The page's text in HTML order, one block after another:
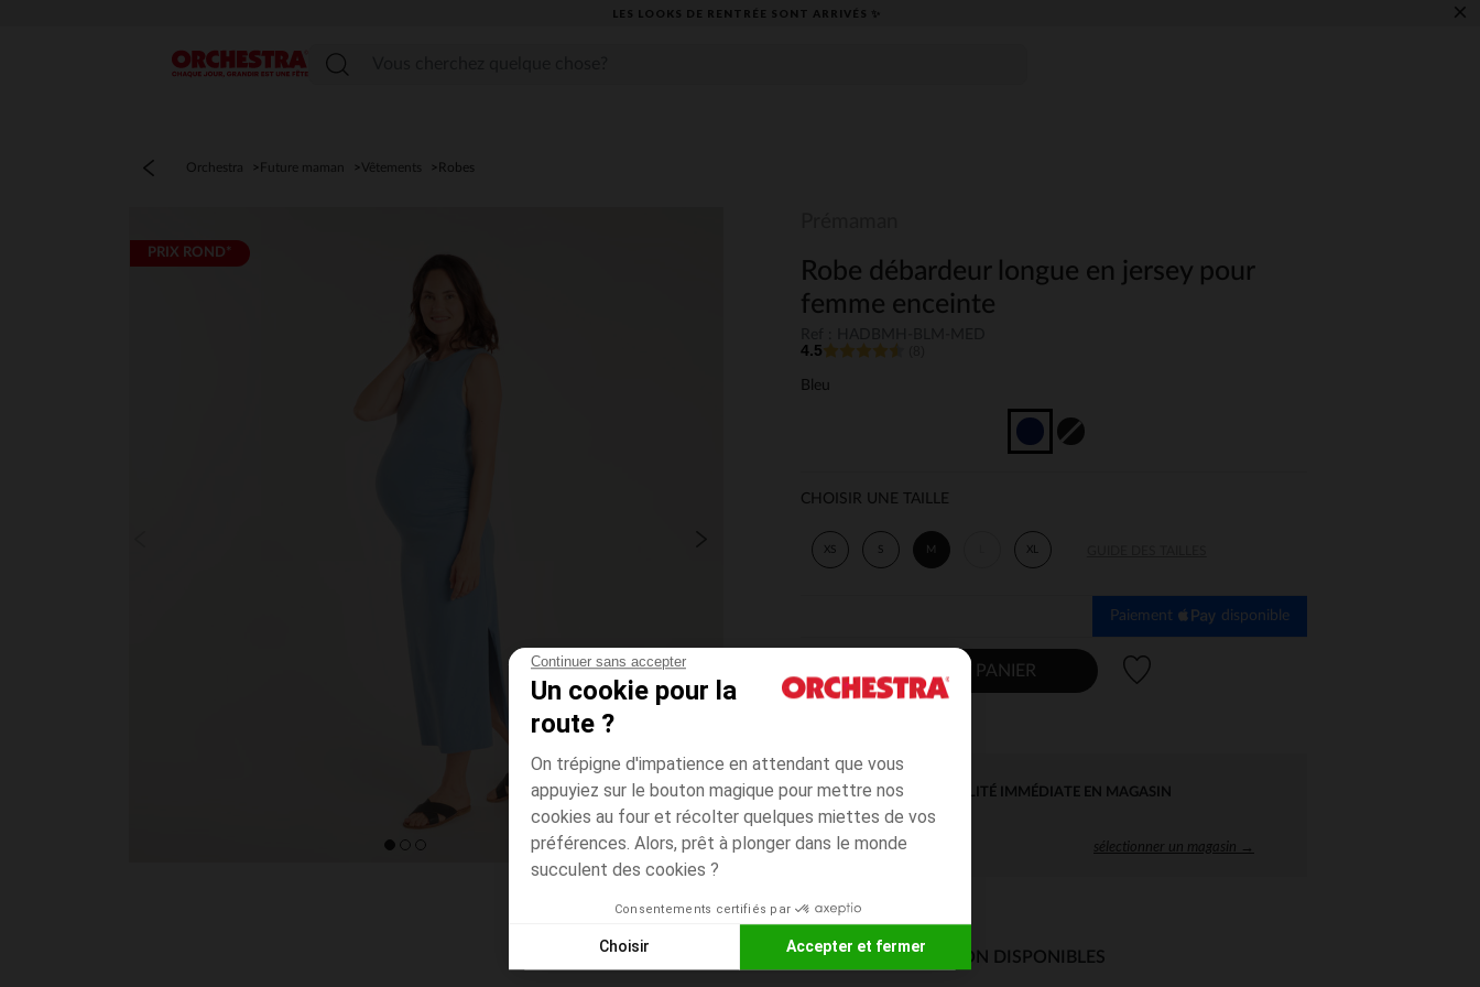
Continuer sans accepter
Un cookie pour la
route ?
On trépigne d'impatience en attendant que vous
appuyiez sur le bouton magique pour mettre nos
cookies au four et récolter quelques miettes de vos
préférences. Alors, prêt à plonger dans le monde
succulent des cookies ?
Consentements certifiés par
Choisir Accepter et fermer
LES LOOKS DE RENTRÉE SONT ARRIVÉS ✨ ×
Menu
Orchestra Future maman Vêtements Robes
PRIX ROND*
Robe débardeur longue en jersey pour
femme enceinte
4.5
Bleu
CHOISIR UNE TAILLE
XS S M XL
Paiement disponible
AJOUTER AU PANIER
DISPONIBILITÉ IMMÉDIATE EN MAGASIN
sélectionner un magasin →
MODES DE LIVRAISON DISPONIBLES